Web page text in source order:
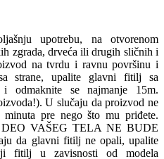
upotrebu, na otvorenom
zgrada, drveća ili drugih sličnih i
na tvrdu i ravnu površinu i
strane, upalite glavni fitilj sa
odmaknite se najmanje 15m.
U slučaju da proizvod ne
pre nego što mu priđete.
VAŠEG TELA NE BUDE
da glavni fitilj ne opali, upalite
fitilj u zavisnosti od modela